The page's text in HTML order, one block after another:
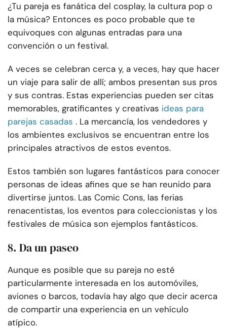
¿Tu pareja es fanática del cosplay, la cultura pop o
la música? Entonces es poco probable que te
equivoques con algunas entradas para una
convención o un festival.
A veces se celebran cerca y, a veces, hay que hacer
un viaje para salir de allí; ambos presentan sus pros
y sus contras. Estas experiencias pueden ser citas
memorables, gratificantes y creativas ideas para
parejas casadas . La mercancía, los vendedores y
los ambientes exclusivos se encuentran entre los
principales atractivos de estos eventos.
Estos también son lugares fantásticos para conocer
personas de ideas afines que se han reunido para
divertirse juntos. Las Comic Cons, las ferias
renacentistas, los eventos para coleccionistas y los
festivales de música son ejemplos fantásticos.
8. Da un paseo
Aunque es posible que su pareja no esté
particularmente interesada en los automóviles,
aviones o barcos, todavía hay algo que decir acerca
de compartir una experiencia en un vehículo
atípico.